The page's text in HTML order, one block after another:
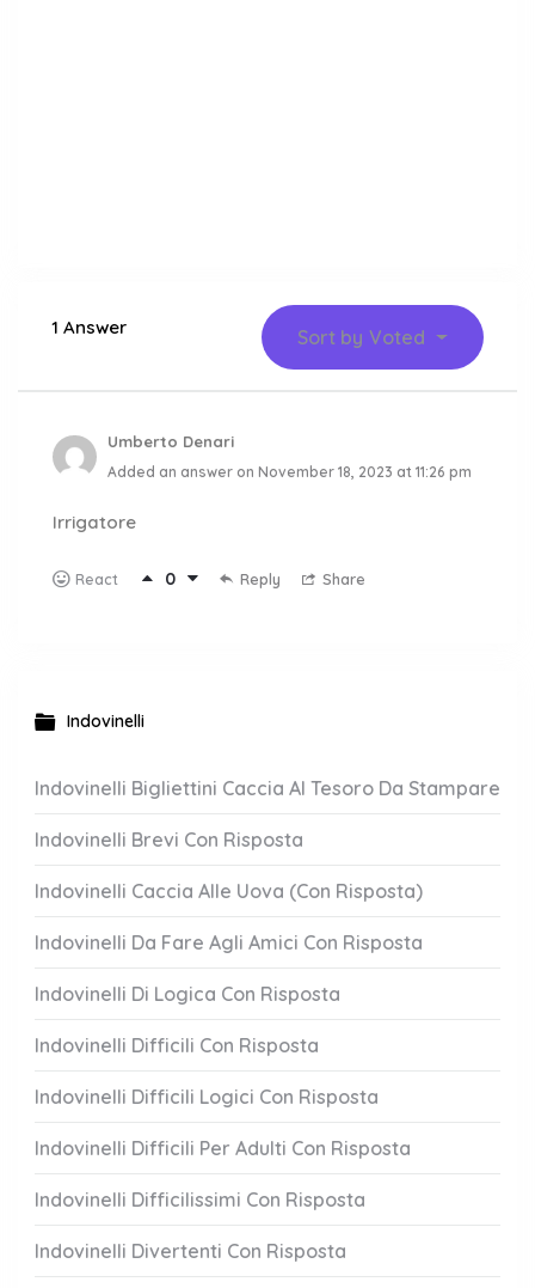
1 Answer Sort by Voted
Umberto Denari
Added an answer on November 18, 2023 at 11:26 pm
Irrigatore
React 0 Reply Share
Indovinelli
Indovinelli Bigliettini Caccia Al Tesoro Da Stampare
Indovinelli Brevi Con Risposta
Indovinelli Caccia Alle Uova (Con Risposta)
Indovinelli Da Fare Agli Amici Con Risposta
Indovinelli Di Logica Con Risposta
Indovinelli Difficili Con Risposta
Indovinelli Difficili Logici Con Risposta
Indovinelli Difficili Per Adulti Con Risposta
Indovinelli Difficilissimi Con Risposta
Indovinelli Divertenti Con Risposta